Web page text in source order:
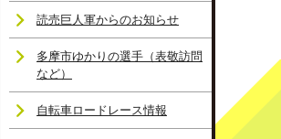
読売巨人軍からのお知らせ
多摩市ゆかりの選手（表敬訪問
など）
自転車ロードレース情報